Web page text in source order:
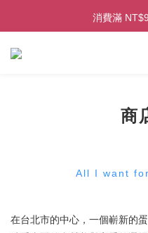
初次見面！加入
消費滿
消費滿
商
All I want
在台北市的中心，一個嶄新的